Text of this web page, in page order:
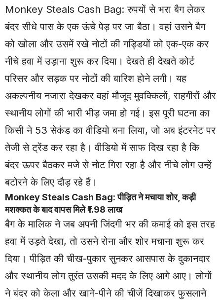
Monkey Steals Cash Bag: रुपयों से भरा बैग लेकर
बंदर सीधे पास के एक ऊंचे पेड़ पर जा बैठा। वहां उसने बैग
को खोला और उसमें रखे नोटों की गड्डियों को एक-एक कर
नीचे हवा में उड़ाना शुरू कर दिया। देखते ही देखते कोर्ट
परिसर और सड़क पर नोटों की बारिश होने लगी। यह
अकल्पनीय नजारा देखकर वहां मौजूद मुवक्किलों, राहगीरों और
स्थानीय लोगों की भारी भीड़ जमा हो गई। इस पूरी घटना का
किसी ने 53 सेकंड का वीडियो बना लिया, जो अब इंटरनेट पर
तेजी से ट्रेंड कर रहा है। वीडियो में साफ दिख रहा है कि
बंदर ऊपर बैठकर मजे से नोट गिरा रहा है और नीचे लोग उन्हें
बटोरने के लिए दौड़ रहे हैं।
Monkey Steals Cash Bag: पीड़ित ने मचाया शोर, कड़ी
मशक्कत के बाद वापस मिले ₹1.98 लाख
बैग के मालिक ने जब अपनी जिंदगी भर की कमाई को इस तरह
हवा में उड़ते देखा, तो उसने रोना और शोर मचाना शुरू कर
दिया। पीड़ित की चीख-पुकार सुनकर आसपास के दुकानदार
और स्थानीय लोग तुरंत उसकी मदद के लिए आगे आए। लोगों
ने बंदर को केला और खाने-पीने की चीजें दिखाकर फुसलाने